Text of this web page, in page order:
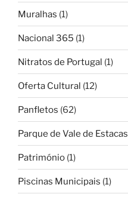
Muralhas (1)
Nacional 365 (1)
Nitratos de Portugal (1)
Oferta Cultural (12)
Panfletos (62)
Parque de Vale de Estacas
Património (1)
Piscinas Municipais (1)